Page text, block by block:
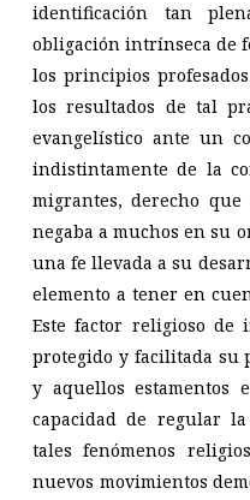
identificación tan
obligación intrínseca de
los principios
los resultados de tal
evangelístico ante un
indistintamente de la
migrantes, derecho
negaba a muchos en su
una fe llevada a su
elemento a tener en
Este factor religioso de
protegido y facilitada su
y aquellos estamentos
capacidad de regular
tales fenómenos
nuevos movimientos